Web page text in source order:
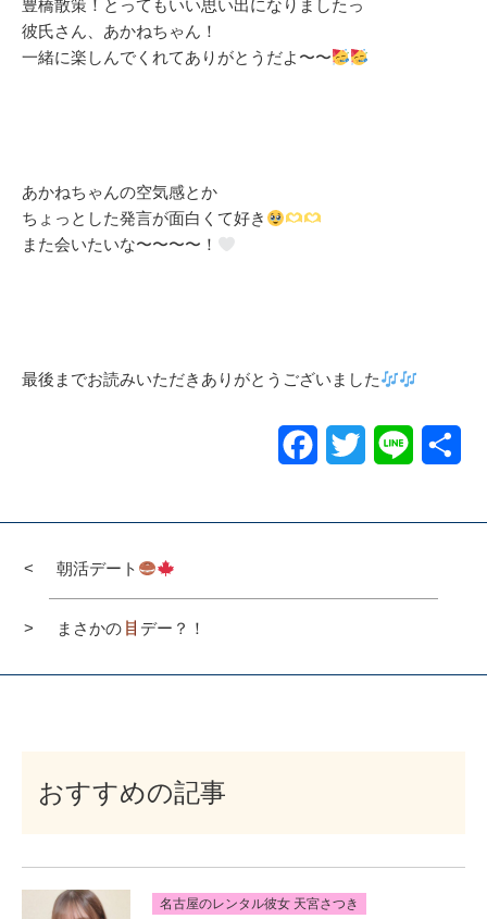
豊橋散策！とってもいい思い出になりましたっ
彼氏さん、あかねちゃん！
一緒に楽しんでくれてありがとうだよ〜〜
あかねちゃんの空気感とか
ちょっとした発言が面白くて好き
また会いたいな〜〜〜〜！
最後までお読みいただきありがとうございました
Facebook
Twitter Line
朝活デート
まさかの デー？！
おすすめの記事
名古屋のレンタル彼女 天宮さつき